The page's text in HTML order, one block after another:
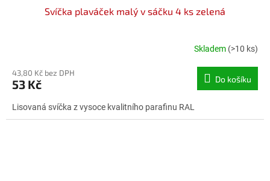
Svíčka plaváček malý v sáčku 4 ks zelená
Skladem (>10 ks)
43,80 Kč bez DPH
53 Kč Do košíku
Lisovaná svíčka z vysoce kvalitního parafinu RAL